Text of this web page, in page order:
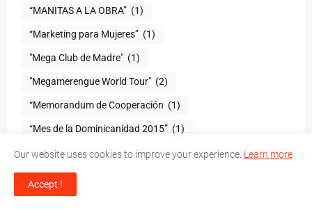
“MANITAS A LA OBRA” (1)
“Marketing para Mujeres” (1)
"Mega Club de Madre" (1)
"Megamerengue World Tour" (2)
“Memorandum de Cooperación (1)
“Mes de la Dominicanidad 2015” (1)
"Messiah El Artista" (1) “Mi Delirio” (1)
“Mi mascota
“Mi novia y yo
Our website uses cookies to improve your experience. Learn more
Accept !